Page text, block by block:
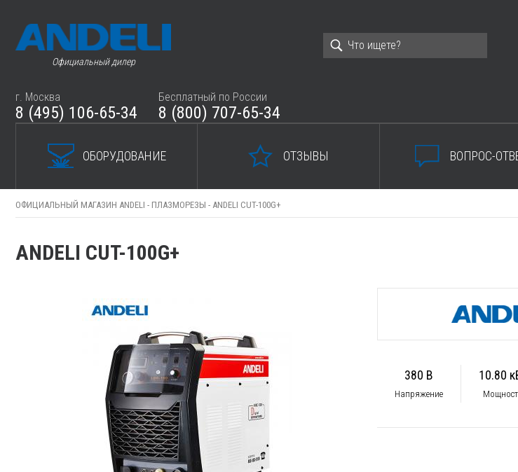
Официальный дилер
г. Москва
8 (495) 106-65-34
Бесплатный по России
8 (800) 707-65-34
ОБОРУДОВАНИЕ ОТЗЫВЫ ВОПРОС-
ОФИЦИАЛЬНЫЙ МАГАЗИН ANDELI - ПЛАЗМОРЕЗЫ - ANDELI CUT-100G+
ANDELI CUT-100G+
380 В
Напряжение
10.80